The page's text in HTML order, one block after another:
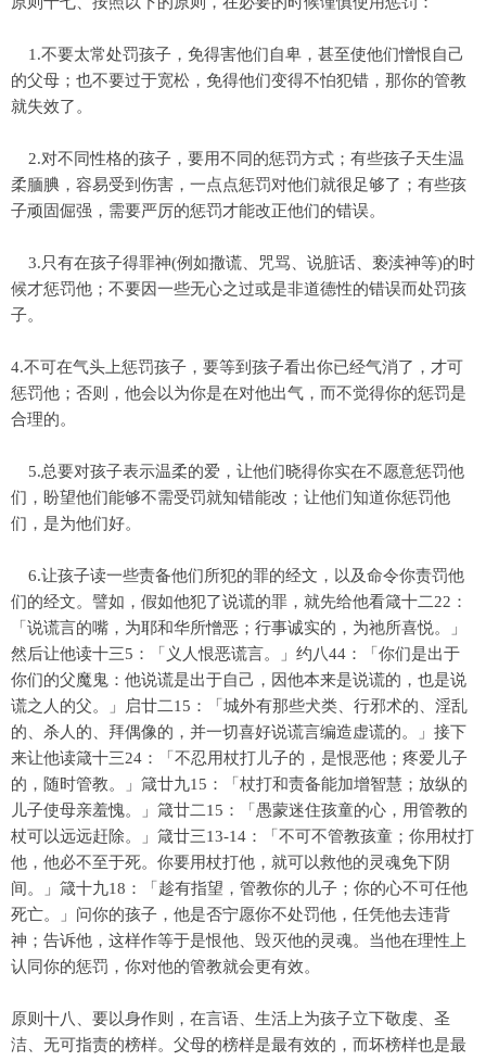
1.不要太常处罚孩子，免得害他们自卑，甚至使他们憎恨自己
的父母；也不要过于宽松，免得他们变得不怕犯错，那你的管教
就失效了。
2.对不同性格的孩子，要用不同的惩罚方式；有些孩子天生温
柔腼腆，容易受到伤害，一点点惩罚对他们就很足够了；有些孩
子顽固倔强，需要严厉的惩罚才能改正他们的错误。
3.只有在孩子得罪神(例如撒谎、咒骂、说脏话、亵渎神等)的时
候才惩罚他；不要因一些无心之过或是非道德性的错误而处罚孩
子。
4.不可在气头上惩罚孩子，要等到孩子看出你已经气消了，才可
惩罚他；否则，他会以为你是在对他出气，而不觉得你的惩罚是
合理的。
5.总要对孩子表示温柔的爱，让他们晓得你实在不愿意惩罚他
们，盼望他们能够不需受罚就知错能改；让他们知道你惩罚他
们，是为他们好。
6.让孩子读一些责备他们所犯的罪的经文，以及命令你责罚他
们的经文。譬如，假如他犯了说谎的罪，就先给他看箴十二22：
「说谎言的嘴，为耶和华所憎恶；行事诚实的，为祂所喜悦。」
然后让他读十三5：「义人恨恶谎言。」约八44：「你们是出于
你们的父魔鬼：他说谎是出于自己，因他本来是说谎的，也是说
谎之人的父。」启廿二15：「城外有那些犬类、行邪术的、淫乱
的、杀人的、拜偶像的，并一切喜好说谎言编造虚谎的。」接下
来让他读箴十三24：「不忍用杖打儿子的，是恨恶他；疼爱儿子
的，随时管教。」箴廿九15：「杖打和责备能加增智慧；放纵的
儿子使母亲羞愧。」箴廿二15：「愚蒙迷住孩童的心，用管教的
杖可以远远赶除。」箴廿三13-14：「不可不管教孩童；你用杖打
他，他必不至于死。你要用杖打他，就可以救他的灵魂免下阴
间。」箴十九18：「趁有指望，管教你的儿子；你的心不可任他
死亡。」问你的孩子，他是否宁愿你不处罚他，任凭他去违背
神；告诉他，这样作等于是恨他、毁灭他的灵魂。当他在理性上
认同你的惩罚，你对他的管教就会更有效。
原则十八、要以身作则，在言语、生活上为孩子立下敬虔、圣
洁、无可指责的榜样。父母的榜样是最有效的，而坏榜样也是最